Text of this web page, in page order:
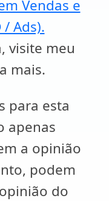
Vendas e
/ Ads).
visite meu
mais.
para esta
apenas
a opinião
podem
do